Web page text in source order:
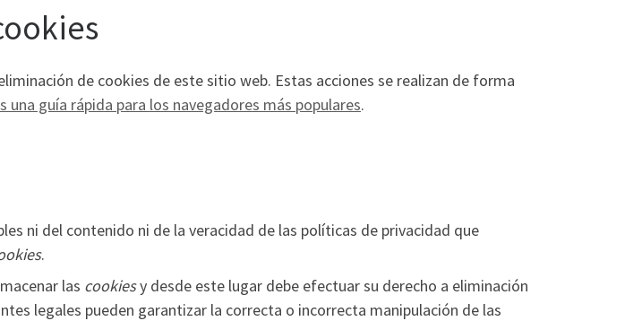
de cookies de este sitio web. Estas acciones se realizan de forma
una guía rápida para los navegadores más populares.
ni del contenido ni de la veracidad de las políticas de privacidad que
.
las cookiesy desde este lugar debe efectuar su derecho a eliminación
legales pueden garantizar la correcta o incorrecta manipulación de las